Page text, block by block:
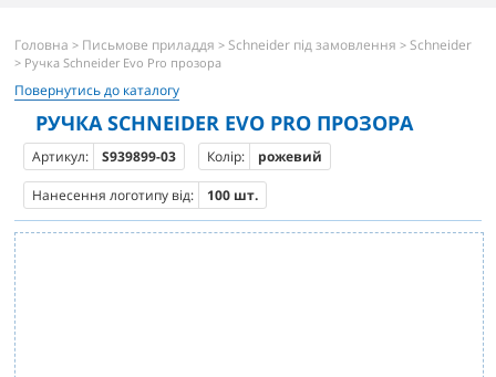
Головна > Письмове приладдя >Schneider під замовлення >Schneider
> Ручка Schneider Evo Pro прозора
Повернутись до каталогу
РУЧКА SCHNEIDER EVO PRO ПРОЗОРА
Артикул: S939899-03 Колір: рожевий
Нанесення логотипу від: 100 шт.